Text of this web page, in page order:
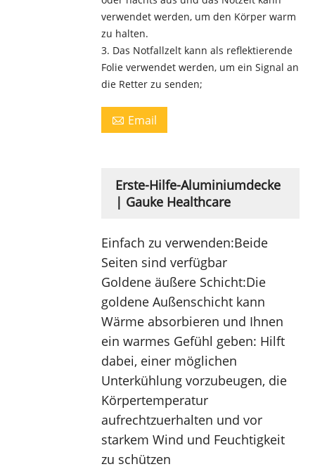
verwendet werden, um den Körper warm
zu halten.
3. Das Notfallzelt kann als reflektierende
Folie verwendet werden, um ein Signal an
die Retter zu senden;
 Email
Erste-Hilfe-Aluminiumdecke
| Gauke Healthcare
Einfach zu verwenden:Beide
Seiten sind verfügbar
Goldene äußere Schicht:Die
goldene Außenschicht kann
Wärme absorbieren und Ihnen
ein warmes Gefühl geben: Hilft
dabei, einer möglichen
Unterkühlung vorzubeugen, die
Körpertemperatur
aufrechtzuerhalten und vor
starkem Wind und Feuchtigkeit
zu schützen